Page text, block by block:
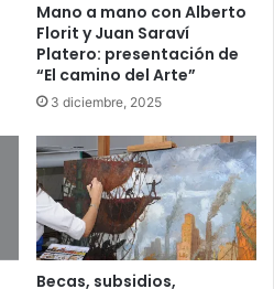
Mano a mano con Alberto
Florit y Juan Saraví
Platero: presentación de
“El camino del Arte”
3 diciembre, 2025
Becas, subsidios,